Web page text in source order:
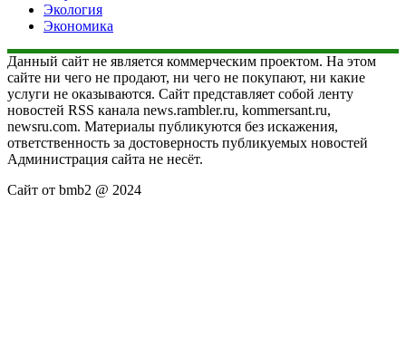
Экология
Экономика
Данный сайт не является коммерческим проектом. На этом
сайте ни чего не продают, ни чего не покупают, ни какие
услуги не оказываются. Сайт представляет собой ленту
новостей RSS канала news.rambler.ru, kommersant.ru,
newsru.com. Материалы публикуются без искажения,
ответственность за достоверность публикуемых новостей
Администрация сайта не несёт.
Сайт от bmb2 @ 2024